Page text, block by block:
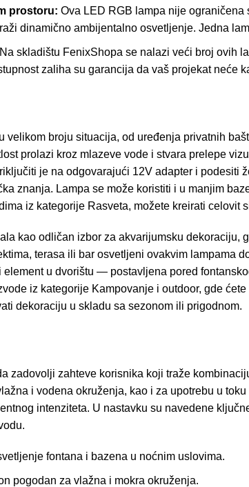
prostoru: Ova LED RGB lampa nije
dinamično ambijentalno osvetljenje. Jedna
Na skladištu FenixShopa se nalazi veći broj ovih
zaliha su garancija da vaš projekat neće
velikom broju situacija, od uređenja privatnih
prolazi kroz mlazeve vode i stvara prelepе
je na odgovarajući 12V adapter i
znanja. Lampa se može koristiti i u manjim
iz kategorije Rasveta, možete kreirati celovit
kao odličan izbor za akvarijumsku
terasa ili bar osvetljeni ovakvim lampama
u dvorištu — postavljena pored
iz kategorije Kampovanje i outdoor, gde
dekoraciju u skladu sa sezonom ili prigodnom.
zadovolji zahteve korisnika koji traže
i vodena okruženja, kao i za upotrebu u
intenziteta. U nastavku su navedene
fontana i bazena u noćnim uslovima.
pogodan za vlažna i mokra okruženja.